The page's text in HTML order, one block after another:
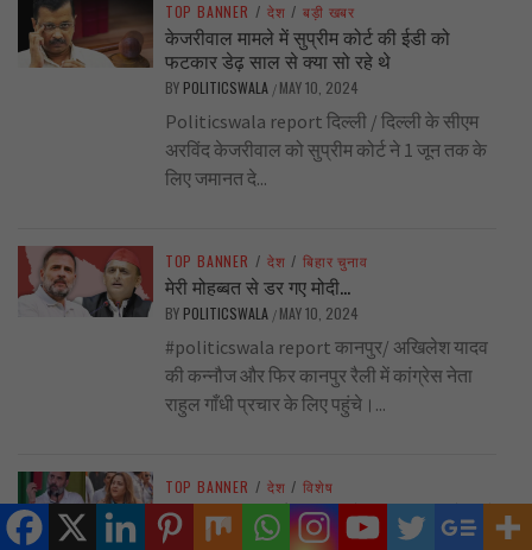
TOP BANNER / देश / बड़ी खबर
केजरीवाल मामले में सुप्रीम कोर्ट की ईडी को
फटकार डेढ़ साल से क्या सो रहे थे
BY POLITICSWALA / MAY 10, 2024
Politicswala report दिल्ली / दिल्ली के सीएम
अरविंद केजरीवाल को सुप्रीम कोर्ट ने 1 जून तक के
लिए जमानत दे...
TOP BANNER / देश / बिहार चुनाव
मेरी मोहब्बत से डर गए मोदी…
BY POLITICSWALA / MAY 10, 2024
#politicswala report कानपुर/ अखिलेश यादव
की कन्नौज और फिर कानपुर रैली में कांग्रेस नेता
राहुल गाँधी प्रचार के लिए पहुंचे।...
TOP BANNER / देश / विशेष
गटर राजनीति का ‘फिटकरी’ टेस्ट.. राधिका खेड़ा से
निकली है तो बात दूर तलक जाएगी..